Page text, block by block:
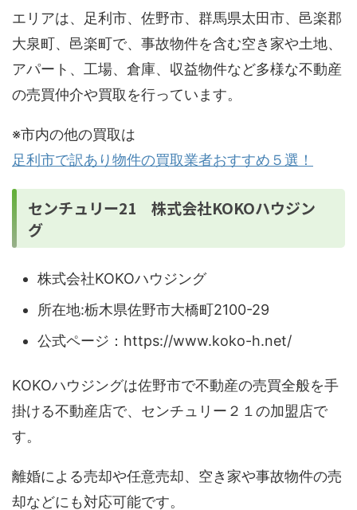
エリアは、足利市、佐野市、群馬県太田市、邑楽郡
大泉町、邑楽町で、事故物件を含む空き家や土地、
アパート、工場、倉庫、収益物件など多様な不動産
の売買仲介や買取を行っています。
※市内の他の買取は
足利市で訳あり物件の買取業者おすすめ５選！
センチュリー21 株式会社KOKOハウジン
グ
株式会社KOKOハウジング
所在地:栃木県佐野市大橋町2100-29
公式ページ：https://www.koko-h.net/
KOKOハウジングは佐野市で不動産の売買全般を手
掛ける不動産店で、センチュリー２１の加盟店で
す。
離婚による売却や任意売却、空き家や事故物件の売
却などにも対応可能です。